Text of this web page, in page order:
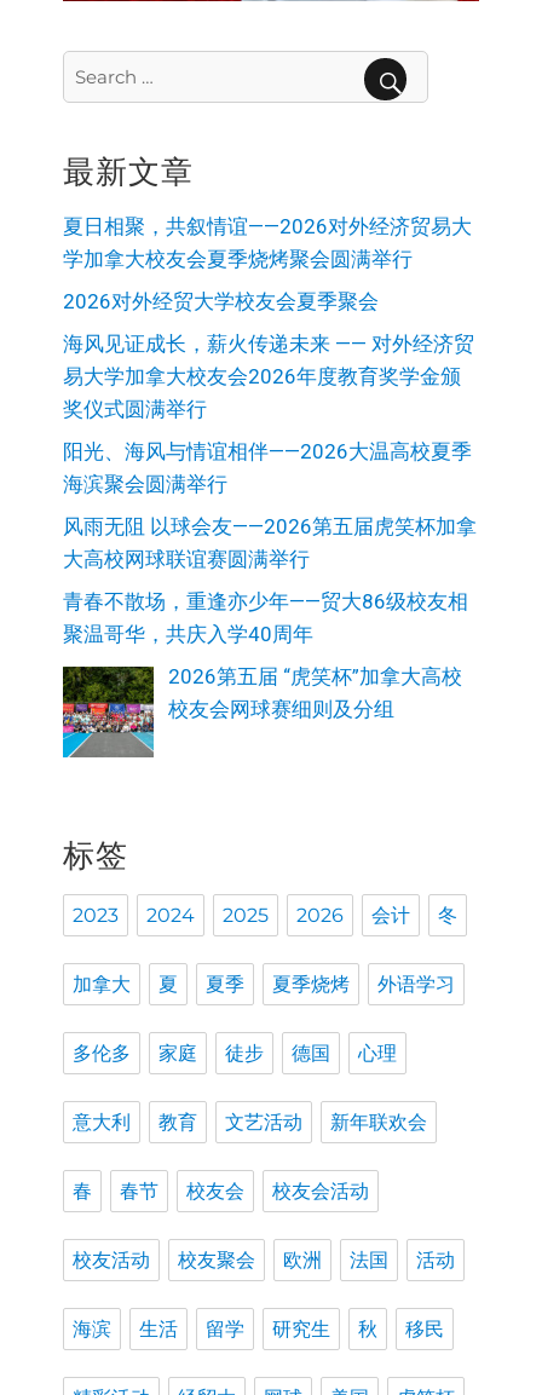
for:
最新文章
夏日相聚，共叙情谊——2026对外经济贸易大
学加拿大校友会夏季烧烤聚会圆满举行
2026对外经贸大学校友会夏季聚会
海风见证成长，薪火传递未来 —— 对外经济贸
易大学加拿大校友会2026年度教育奖学金颁
奖仪式圆满举行
阳光、海风与情谊相伴——2026大温高校夏季
海滨聚会圆满举行
风雨无阻 以球会友——2026第五届虎笑杯加拿
大高校网球联谊赛圆满举行
青春不散场，重逢亦少年——贸大86级校友相
聚温哥华，共庆入学40周年
2026第五届 “虎笑杯”加拿大高校
校友会网球赛细则及分组
标签
2023 2024 2025 2026 会计 冬
加拿大 夏 夏季 夏季烧烤 外语学习
多伦多 家庭 徒步 德国 心理
意大利 教育 文艺活动 新年联欢会
春 春节 校友会 校友会活动
校友活动 校友聚会 欧洲 法国 活动
海滨 生活 留学 研究生 秋 移民